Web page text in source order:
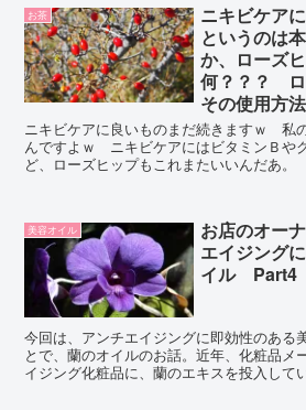
お茶
ニキビケア
というのは
か、ローズ
何？？？ ロ
その使用方
ニキビケアに良いものまだ続きますｗ 私
んですよｗ ニキビケアにはビタミンＢや
ど、ローズヒップもこれまたいいんだあ
美容オイル
お店のオー
エイジング
イル Part4
今回は、アンチエイジングに即効性のある
とで、蘭のオイルのお話。近年、化粧品メ
イジング化粧品に、蘭のエキスを投入して